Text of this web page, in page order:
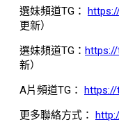
選妹頻道TG：
更新）
選妹頻道TG：
新）
A片頻道TG： https://
更多聯絡方式：